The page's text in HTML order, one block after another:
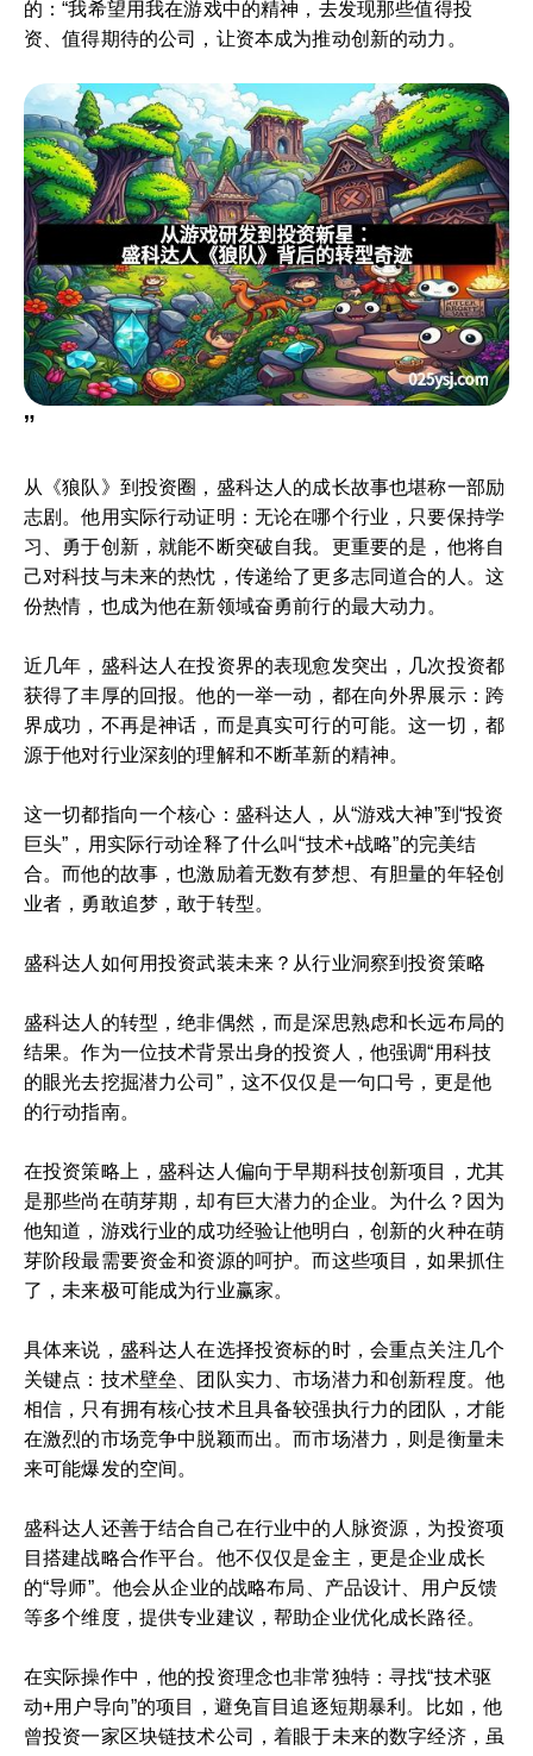
的：“我希望用我在游戏中的精神，去发现那些值得投
资、值得期待的公司，让资本成为推动创新的动力。
”
从《狼队》到投资圈，盛科达人的成长故事也堪称一部励
志剧。他用实际行动证明：无论在哪个行业，只要保持学
习、勇于创新，就能不断突破自我。更重要的是，他将自
己对科技与未来的热忱，传递给了更多志同道合的人。这
份热情，也成为他在新领域奋勇前行的最大动力。
近几年，盛科达人在投资界的表现愈发突出，几次投资都
获得了丰厚的回报。他的一举一动，都在向外界展示：跨
界成功，不再是神话，而是真实可行的可能。这一切，都
源于他对行业深刻的理解和不断革新的精神。
这一切都指向一个核心：盛科达人，从“游戏大神”到“投资
巨头”，用实际行动诠释了什么叫“技术+战略”的完美结
合。而他的故事，也激励着无数有梦想、有胆量的年轻创
业者，勇敢追梦，敢于转型。
盛科达人如何用投资武装未来？从行业洞察到投资策略
盛科达人的转型，绝非偶然，而是深思熟虑和长远布局的
结果。作为一位技术背景出身的投资人，他强调“用科技
的眼光去挖掘潜力公司”，这不仅仅是一句口号，更是他
的行动指南。
在投资策略上，盛科达人偏向于早期科技创新项目，尤其
是那些尚在萌芽期，却有巨大潜力的企业。为什么？因为
他知道，游戏行业的成功经验让他明白，创新的火种在萌
芽阶段最需要资金和资源的呵护。而这些项目，如果抓住
了，未来极可能成为行业赢家。
具体来说，盛科达人在选择投资标的时，会重点关注几个
关键点：技术壁垒、团队实力、市场潜力和创新程度。他
相信，只有拥有核心技术且具备较强执行力的团队，才能
在激烈的市场竞争中脱颖而出。而市场潜力，则是衡量未
来可能爆发的空间。
盛科达人还善于结合自己在行业中的人脉资源，为投资项
目搭建战略合作平台。他不仅仅是金主，更是企业成长
的“导师”。他会从企业的战略布局、产品设计、用户反馈
等多个维度，提供专业建议，帮助企业优化成长路径。
在实际操作中，他的投资理念也非常独特：寻找“技术驱
动+用户导向”的项目，避免盲目追逐短期暴利。比如，他
曾投资一家区块链技术公司，着眼于未来的数字经济，虽